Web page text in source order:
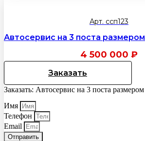
Арт. ссп123
Автосервис на 3 поста размером
4 500 000 ₽
Заказать
Заказать: Автосервис на 3 поста
Имя
Телефон
Email
Отправить